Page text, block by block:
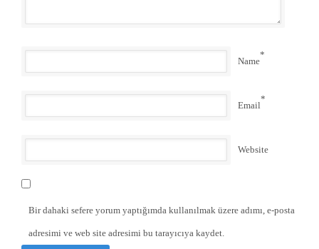
Name
*
Email
*
Website
Bir dahaki sefere yorum yaptığımda kullanılmak üzere adımı, e-posta
adresimi ve web site adresimi bu tarayıcıya kaydet.